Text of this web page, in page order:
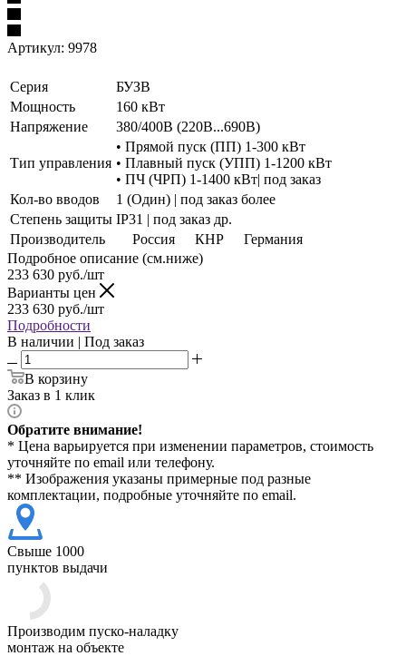
Артикул: 9978
Серия
БУЗВ
Мощность
160 кВт
Напряжение
380/400В (220В...690В)
Тип управления
• Прямой пуск (ПП) 1-300 кВт
• Плавный пуск (УПП) 1-1200 кВт
• ПЧ (ЧРП) 1-1400 кВт| под заказ
Кол-во вводов
1 (Один) | под заказ более
Степень защиты IP31 | под заказ др.
Производитель
Россия КНР
Германия
Подробное описание (см.ниже)
233 630 руб./шт
Варианты цен
233 630 руб./шт
Подробности
В наличии | Под заказ
В корзину
Заказ в 1 клик
Обратите внимание!
* Цена варьируется при изменении параметров, стоимость
уточняйте по email или телефону.
** Изображения указаны примерные под разные
комплектации, подробные уточняйте по email.
Свыше 1000
пунктов выдачи
Производим пуско-наладку
монтаж на объекте